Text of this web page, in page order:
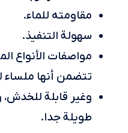
مقاومته للماء.
سهولة التنفيذ.
مواصفات الأنواع
تتضمن أنها ملساء
وغير قابلة
طويلة جدا.